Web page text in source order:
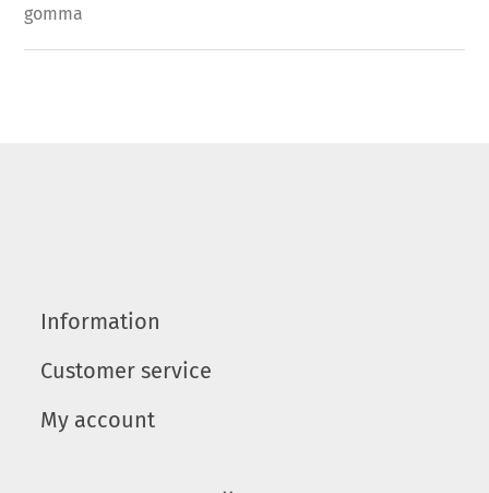
gomma
Information
Customer service
My account